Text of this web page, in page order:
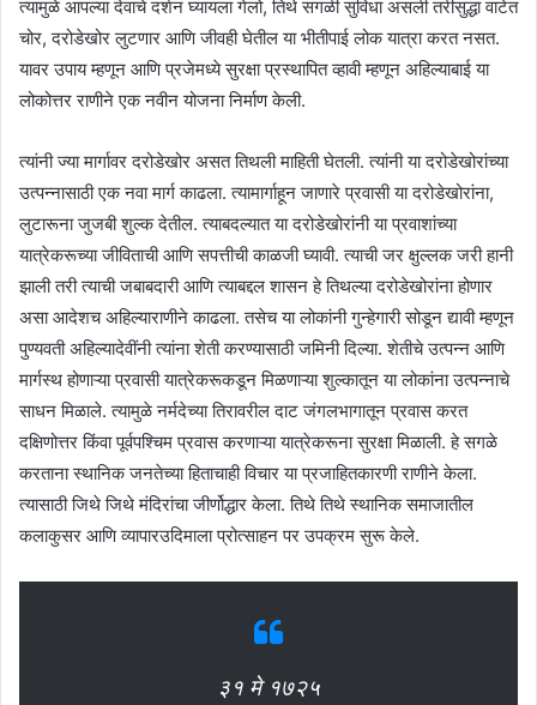
त्यामुळे आपल्या देवाचे दर्शन घ्यायला गेलो, तिथे सगळी सुविधा असली तरीसुद्धा वाटेत
चोर, दरोडेखोर लुटणार आणि जीवही घेतील या भीतीपाई लोक यात्रा करत नसत.
यावर उपाय म्हणून आणि प्रजेमध्ये सुरक्षा प्रस्थापित व्हावी म्हणून अहिल्याबाई या
लोकोत्तर राणीने एक नवीन योजना निर्माण केली.
त्यांनी ज्या मार्गावर दरोडेखोर असत तिथली माहिती घेतली. त्यांनी या दरोडेखोरांच्या
उत्पन्नासाठी एक नवा मार्ग काढला. त्यामार्गाहून जाणारे प्रवासी या दरोडेखोरांना,
लुटारूना जुजबी शुल्क देतील. त्याबदल्यात या दरोडेखोरांनी या प्रवाशांच्या
यात्रेकरूच्या जीविताची आणि सपत्तीची काळजी घ्यावी. त्याची जर क्षुल्लक जरी हानी
झाली तरी त्याची जबाबदारी आणि त्याबद्दल शासन हे तिथल्या दरोडेखोरांना होणार
असा आदेशच अहिल्याराणीने काढला. तसेच या लोकांनी गुन्हेगारी सोडून द्यावी म्हणून
पुण्यवती अहिल्यादेवींनी त्यांना शेती करण्यासाठी जमिनी दिल्या. शेतीचे उत्पन्न आणि
मार्गस्थ होणाऱ्या प्रवासी यात्रेकरूकडून मिळणाऱ्या शुल्कातून या लोकांना उत्पन्नाचे
साधन मिळाले. त्यामुळे नर्मदेच्या तिरावरील दाट जंगलभागातून प्रवास करत
दक्षिणोत्तर किंवा पूर्वपश्चिम प्रवास करणाऱ्या यात्रेकरूना सुरक्षा मिळाली. हे सगळे
करताना स्थानिक जनतेच्या हिताचाही विचार या प्रजाहितकारणी राणीने केला.
त्यासाठी जिथे जिथे मंदिरांचा जीर्णोद्धार केला. तिथे तिथे स्थानिक समाजातील
कलाकुसर आणि व्यापारउदिमाला प्रोत्साहन पर उपक्रम सुरू केले.
३१ मे १७२५